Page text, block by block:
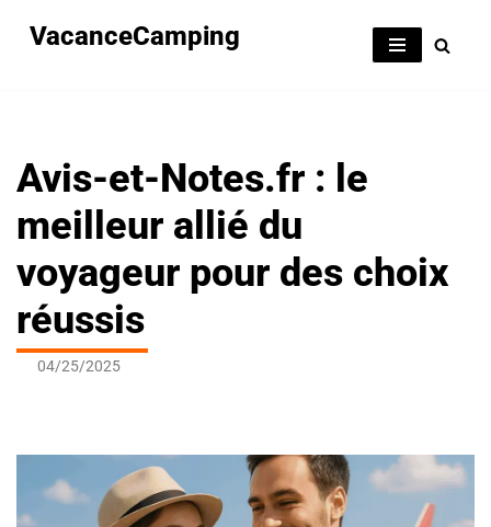
VacanceCamping
Avis-et-Notes.fr : le
meilleur allié du
voyageur pour des choix
réussis
04/25/2025